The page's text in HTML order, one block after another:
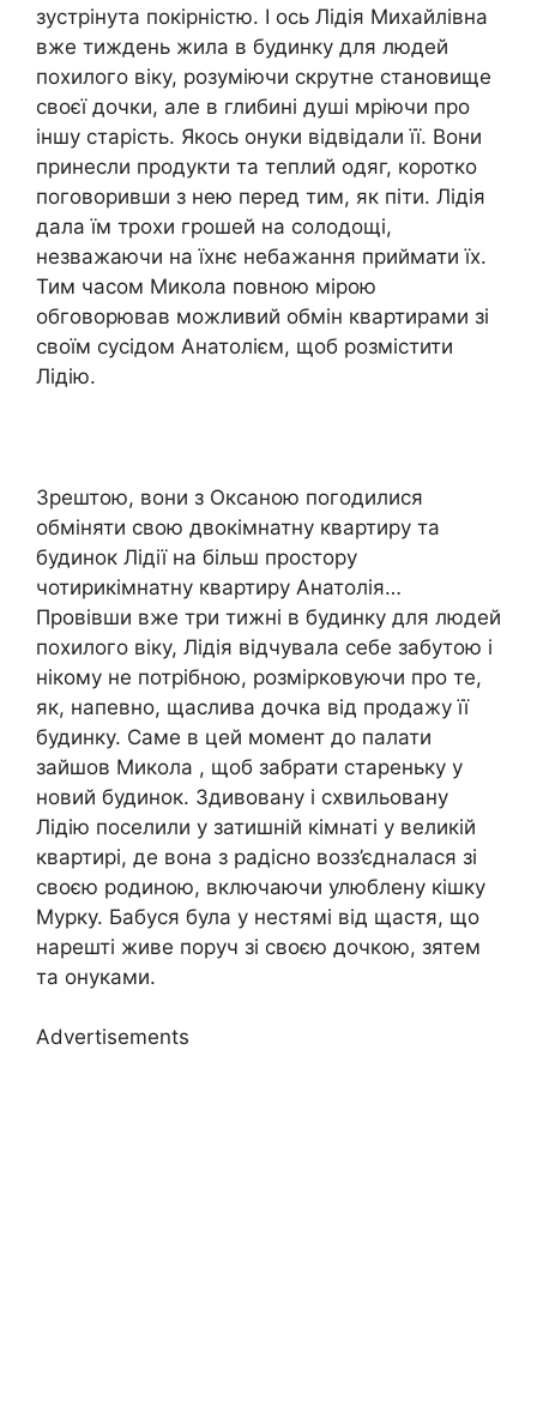
зустрінута покірністю. І ось Лідія Михайлівна
вже тиждень жила в будинку для людей
похилого віку, розуміючи скрутне становище
своєї дочки, але в глибині душі мріючи про
іншу старість. Якось онуки відвідали її. Вони
принесли продукти та теплий одяг, коротко
поговоривши з нею перед тим, як піти. Лідія
дала їм трохи грошей на солодощі,
незважаючи на їхнє небажання приймати їх.
Тим часом Микола повною мірою
обговорював можливий обмін квартирами зі
своїм сусідом Анатолієм, щоб розмістити
Лідію.
Зрештою, вони з Оксаною погодилися
обміняти свою двокімнатну квартиру та
будинок Лідії на більш простору
чотирикімнатну квартиру Анатолія…
Провівши вже три тижні в будинку для людей
похилого віку, Лідія відчувала себе забутою і
нікому не потрібною, розмірковуючи про те,
як, напевно, щаслива дочка від продажу її
будинку. Саме в цей момент до палати
зайшов Микола , щоб забрати стареньку у
новий будинок. Здивовану і схвильовану
Лідію поселили у затишній кімнаті у великій
квартирі, де вона з радісно возз’єдналася зі
своєю родиною, включаючи улюблену кішку
Мурку. Бабуся була у нестямі від щастя, що
нарешті живе поруч зі своєю дочкою, зятем
та онуками.
Advertisements